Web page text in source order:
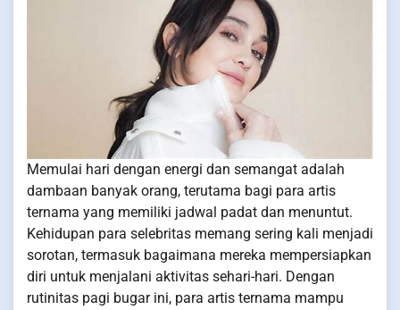
Memulai hari dengan energi dan semangat adalah
dambaan banyak orang, terutama bagi para artis
ternama yang memiliki jadwal padat dan menuntut.
Kehidupan para selebritas memang sering kali menjadi
sorotan, termasuk bagaimana mereka mempersiapkan
diri untuk menjalani aktivitas sehari-hari. Dengan
rutinitas pagi bugar ini, para artis ternama mampu